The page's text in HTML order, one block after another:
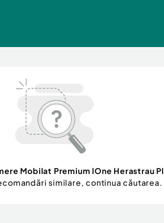
Mobilat Premium lOne Herastrau
similare, continua căutarea.